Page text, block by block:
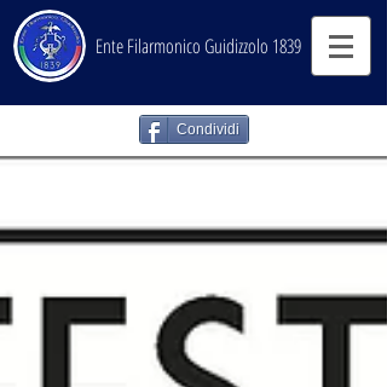
Ente Filarmonico Guidizzolo 1839
Condividi